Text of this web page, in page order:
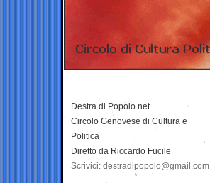
Destra di Popolo.net
Circolo Genovese di Cultura e
Politica
Diretto da Riccardo Fucile
Scrivici: destradipopolo@gmail.com